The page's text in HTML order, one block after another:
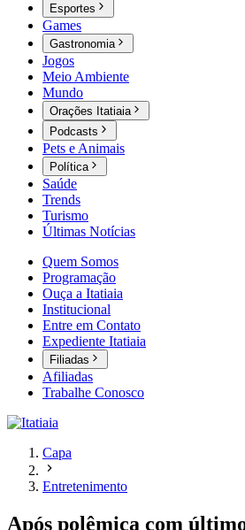
Esportes
Games
Gastronomia
Jogos
Meio Ambiente
Mundo
Orações Itatiaia
Podcasts
Pets e Animais
Política
Saúde
Trends
Turismo
Últimas Notícias
Quem Somos
Programação
Ouça a Itatiaia
Institucional
Entre em Contato
Expediente Itatiaia
Filiadas
Afiliadas
Trabalhe Conosco
Capa
Entretenimento
Após polêmica com